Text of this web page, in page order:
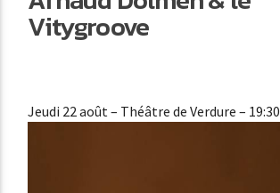
Vitygroove
Jeudi 22 août– Théâtre de Verdure – 19:30